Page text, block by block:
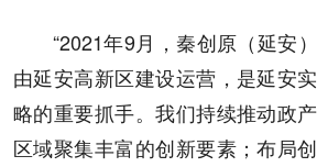
“2021年9月，秦创原（延安
由延安高新区建设运营，是延安
略的重要抓手。我们持续推动政
区域聚集丰富的创新要素；布局